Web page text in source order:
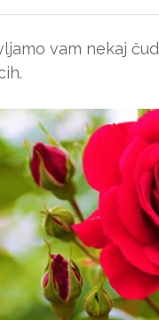
vam nekaj